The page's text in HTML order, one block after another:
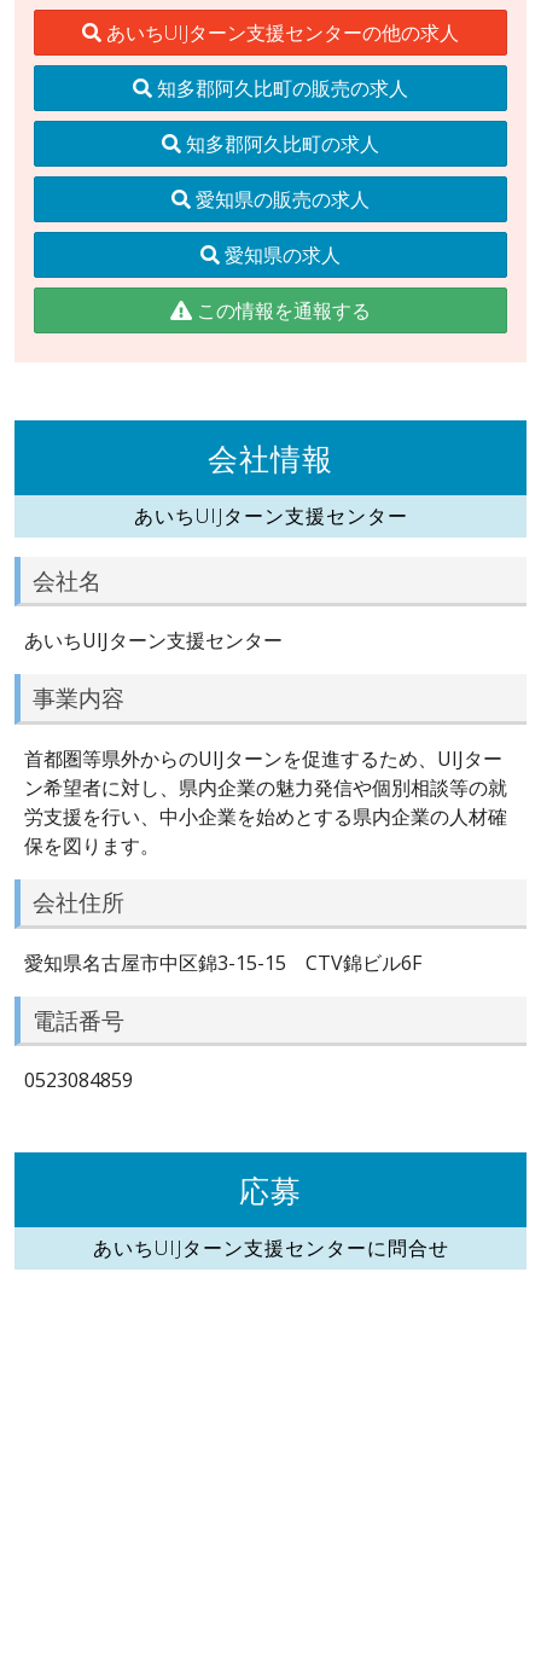
あいちUIJターン支援センターの他の求人
知多郡阿久比町の販売の求人
知多郡阿久比町の求人
愛知県の販売の求人
愛知県の求人
この情報を通報する
会社情報
あいちUIJターン支援センター
会社名
あいちUIJターン支援センター
事業内容
首都圏等県外からのUIJターンを促進するため、UIJター
ン希望者に対し、県内企業の魅力発信や個別相談等の就
労支援を行い、中小企業を始めとする県内企業の人材確
保を図ります。
会社住所
愛知県名古屋市中区錦3-15-15 CTV錦ビル6F
電話番号
0523084859
応募
あいちUIJターン支援センターに問合せ